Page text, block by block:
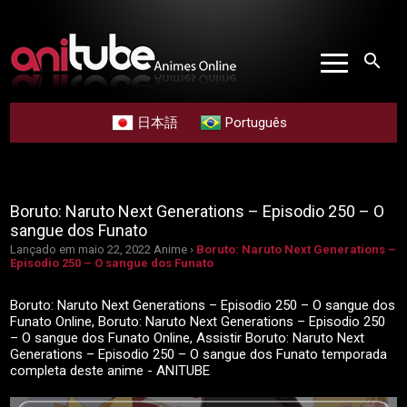
search
日本語 Português
Boruto: Naruto Next Generations – Episodio 250 – O
sangue dos Funato
Lançado em maio 22, 2022 Anime › Boruto: Naruto Next Generations –
Episodio 250 – O sangue dos Funato
Boruto: Naruto Next Generations – Episodio 250 – O sangue dos
Funato Online, Boruto: Naruto Next Generations – Episodio 250
– O sangue dos Funato Online, Assistir Boruto: Naruto Next
Generations – Episodio 250 – O sangue dos Funato temporada
completa deste anime - ANITUBE